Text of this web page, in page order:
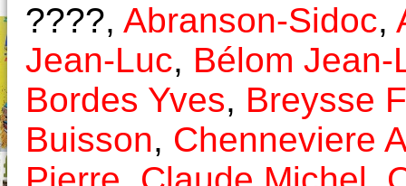
????, Abranson-Sidoc,
Jean-Luc, Bélom Jean-
Bordes Yves, Breysse
Buisson, Chenneviere